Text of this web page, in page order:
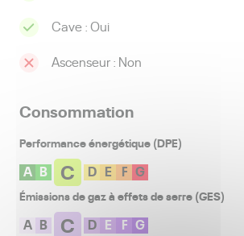
Cave :Oui
Ascenseur : Non
Consommation
Performance énergétique (DPE)
A B C D E F G
Émissions de gaz à effets de serre (GES)
A B C D E F G